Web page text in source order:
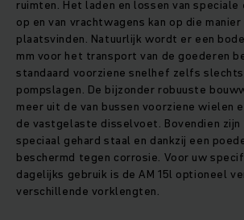
ruimten. Het laden en lossen van
op en van vrachtwagens kan op die
plaatsvinden. Natuurlijk wordt er een
mm voor het transport van de goederen
standaard voorziene snelhef zelfs
pompslagen. De bijzonder robuuste
meer uit de van bussen voorziene wielen
de vastgelaste disselvoet. Bovendien zijn
speciaal gehard staal en dankzij een
beschermd tegen corrosie. Voor uw
dagelijks gebruik is de AM 15l optioneel
verschillende vorklengten.